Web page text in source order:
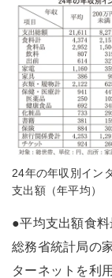
24年の年収別イン
支出額（年平均）
●平均支出額食料
総務省統計局の
ターネットを利